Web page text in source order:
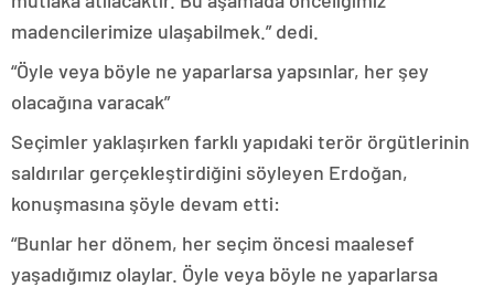
madencilerimize ulaşabilmek.” dedi.
“Öyle veya böyle ne yaparlarsa yapsınlar, her şey
olacağına varacak”
Seçimler yaklaşırken farklı yapıdaki terör örgütlerinin
saldırılar gerçekleştirdiğini söyleyen Erdoğan,
konuşmasına şöyle devam etti:
“Bunlar her dönem, her seçim öncesi maalesef
yaşadığımız olaylar. Öyle veya böyle ne yaparlarsa